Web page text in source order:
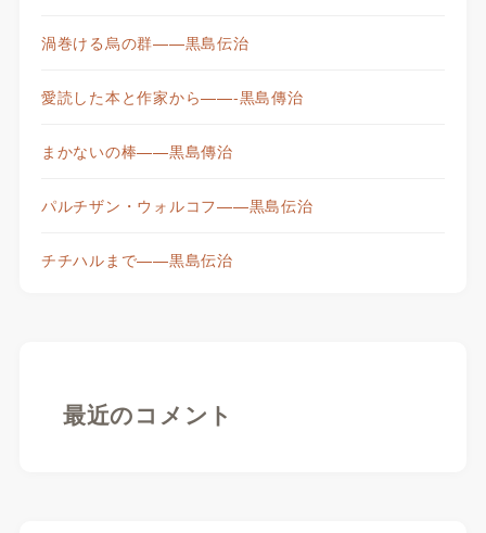
渦巻ける烏の群——黒島伝治
愛読した本と作家から——-黒島傳治
まかないの棒——黒島傳治
パルチザン・ウォルコフ——黒島伝治
チチハルまで——黒島伝治
最近のコメント